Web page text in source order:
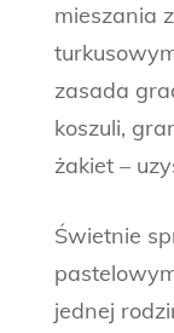
mieszania
zasada
koszuli,
żakiet –
Świetnie
jednej